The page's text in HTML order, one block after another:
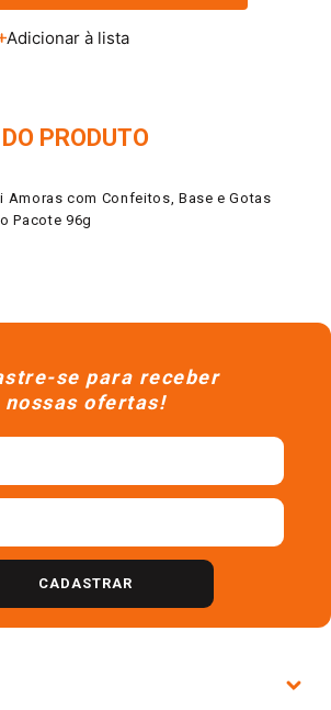
PRODUTO
Amoras com Confeitos, Base e Gotas
Pacote 96g
se para receber
nossas ofertas!
CADASTRAR